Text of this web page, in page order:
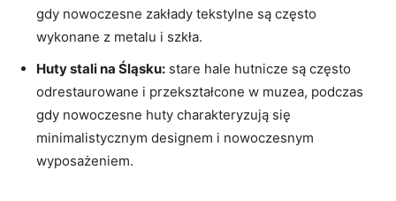
gdy nowoczesne zakłady tekstylne są często
wykonane z metalu i szkła.
Huty stali na Śląsku: stare hale hutnicze są często
odrestaurowane i przekształcone w muzea, podczas
gdy nowoczesne huty charakteryzują się
minimalistycznym designem i nowoczesnym
wyposażeniem.